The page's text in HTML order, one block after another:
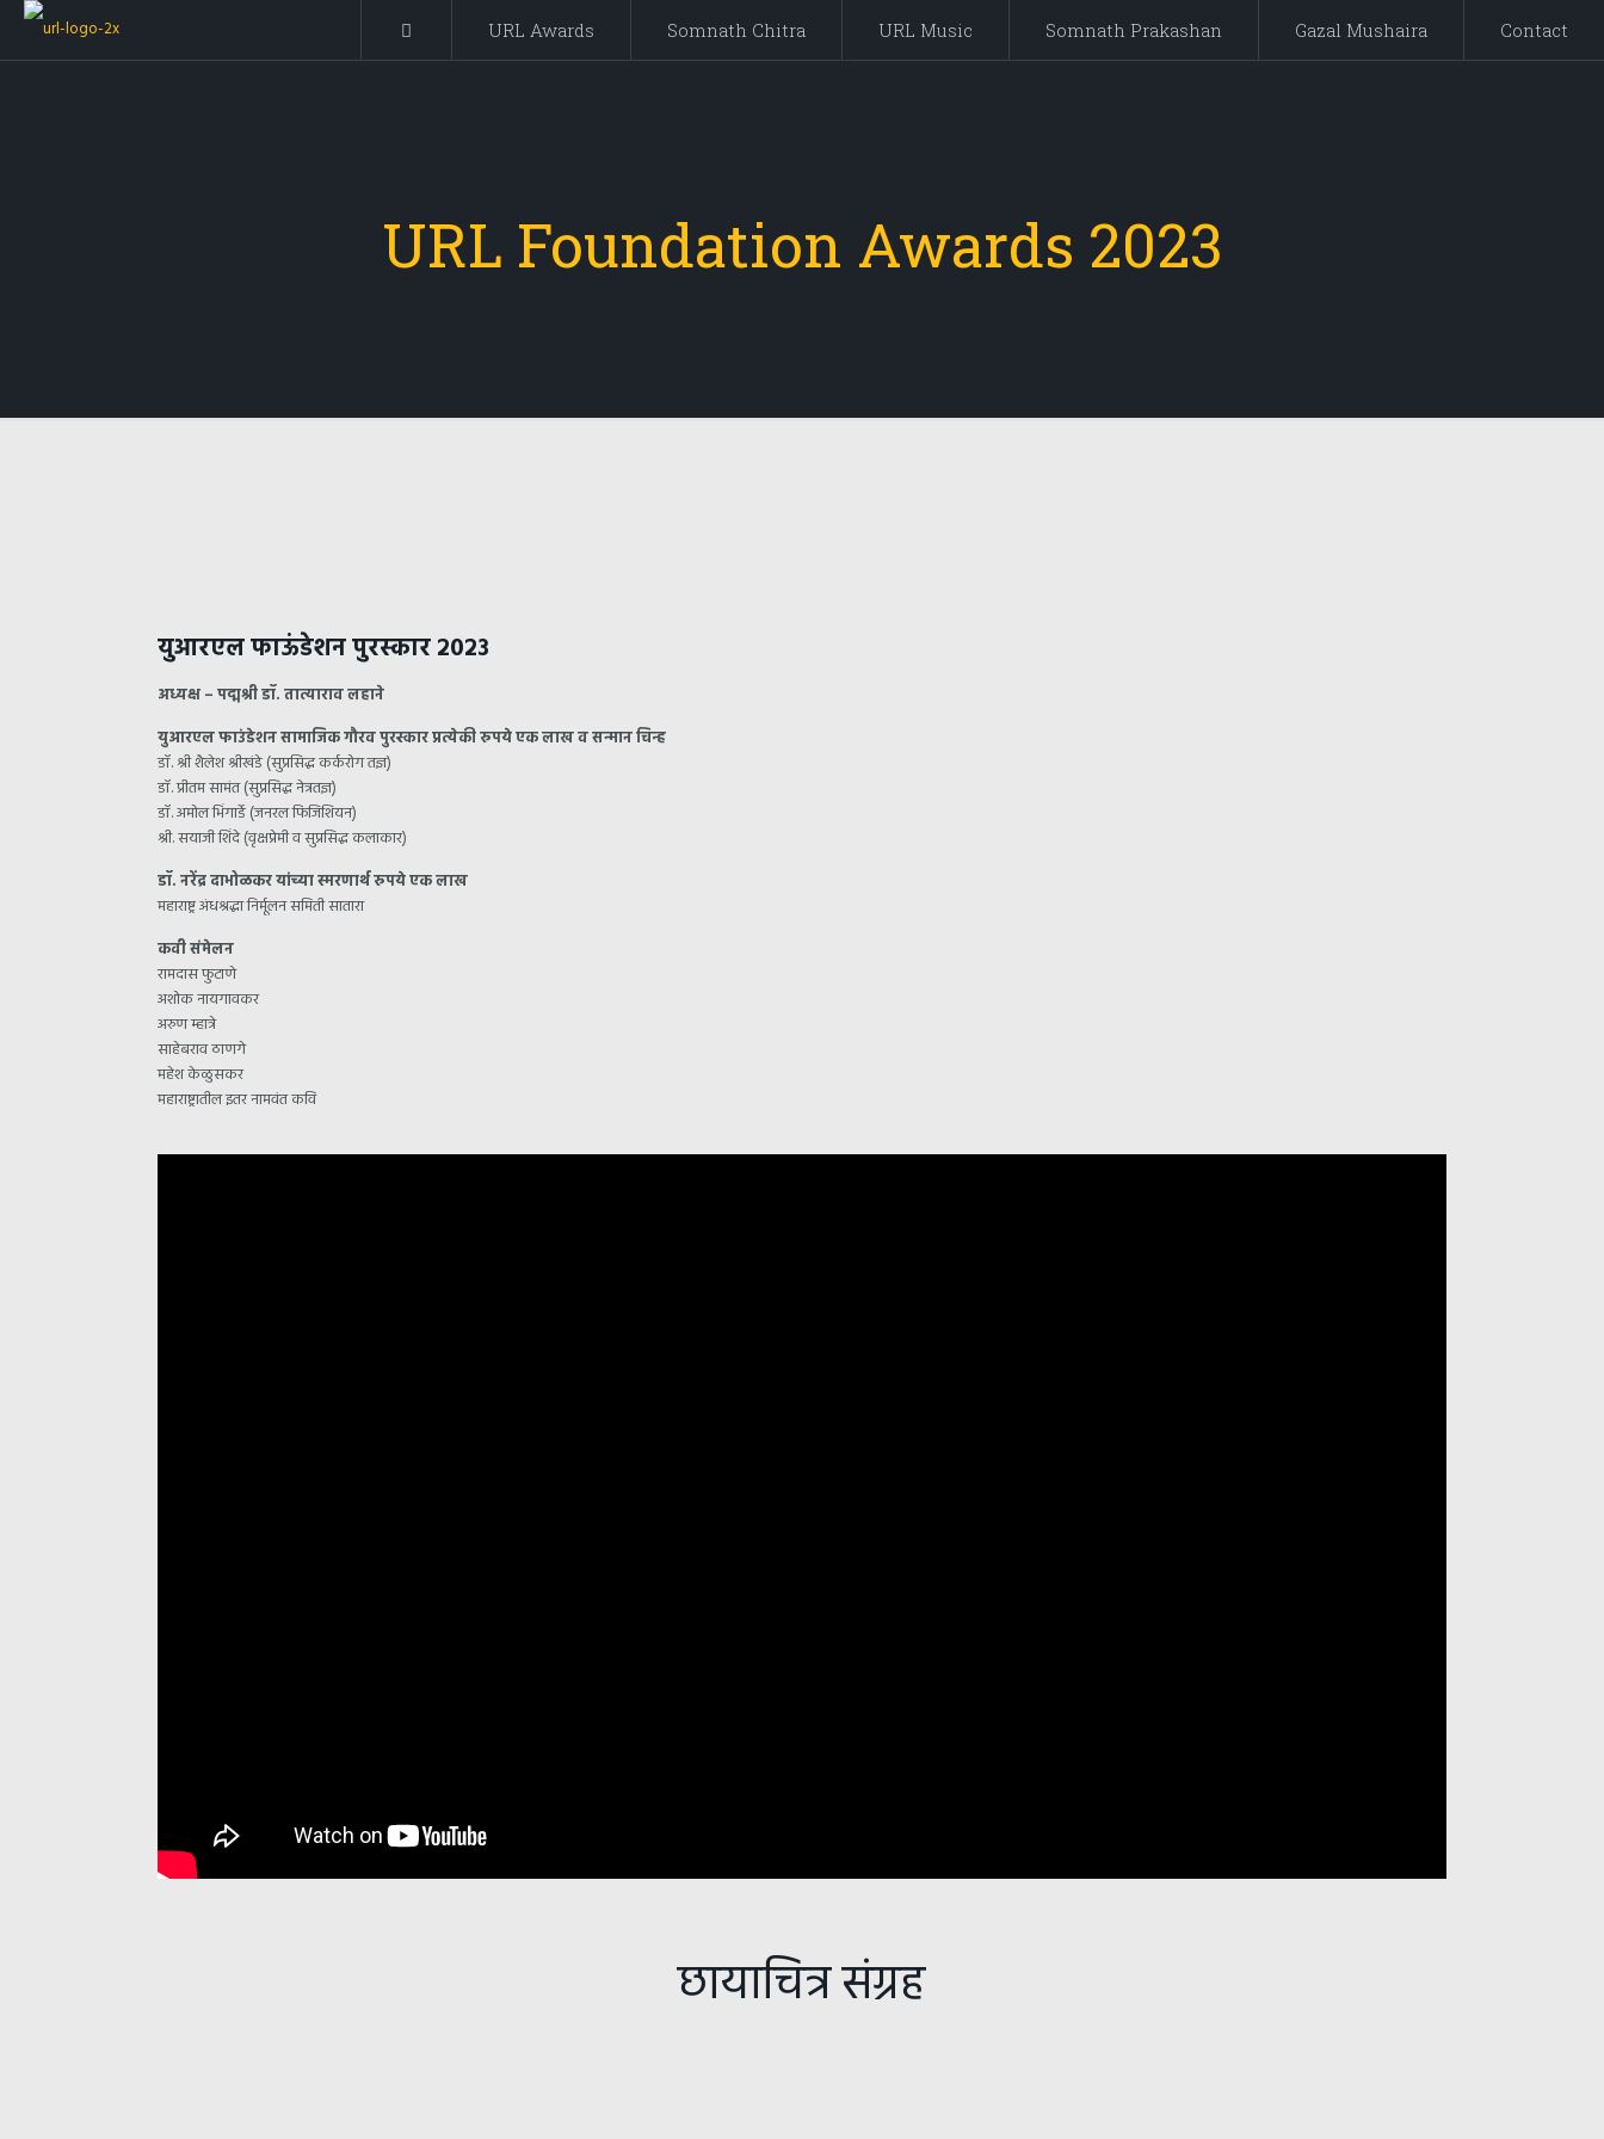
URL Awards Somnath Chitra URL Music Somnath Prakashan Gazal Mushaira Contact
URL Foundation Awards 2023
युआरएल फाऊंडेशन पुरस्कार २०२३
अध्यक्ष – पद्मश्री डॉ. तात्याराव लहाने
युआरएल फाउंडेशन सामाजिक गौरव पुरस्कार प्रत्येकी रुपये एक लाख व सन्मान चिन्ह
डॉ. श्री शैलेश श्रीखंडे (सुप्रसिद्ध कर्करोग तज्ञ)
डॉ. प्रीतम सामंत (सुप्रसिद्ध नेत्रतज्ञ)
डॉ. अमोल भिंगार्डे (जनरल फिजिशियन)
श्री. सयाजी शिंदे (वृक्षप्रेमी व सुप्रसिद्ध कलाकार)
डॉ. नरेंद्र दाभोळकर यांच्या स्मरणार्थ रुपये एक लाख
महाराष्ट्र अंधश्रद्धा निर्मूलन समिती सातारा
कवी संमेलन
रामदास फुटाणे
अशोक नायगावकर
अरुण म्हात्रे
साहेबराव ठाणगे
महेश केळुसकर
महाराष्ट्रातील इतर नामवंत कवि
छायाचित्र संग्रह